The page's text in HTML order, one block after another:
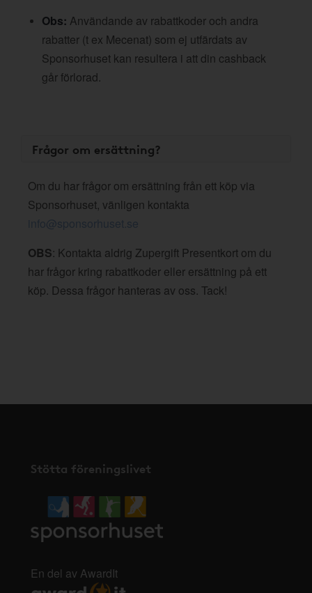
Obs: Användande av rabattkoder och andra
rabatter (t ex Mecenat) som ej utfärdats av
Sponsorhuset kan resultera i att din cashback
går förlorad.
Frågor om ersättning?
Om du har frågor om ersättning från ett köp via
Sponsorhuset, vänligen kontakta
info@sponsorhuset.se
OBS: Kontakta aldrig Zupergift Presentkort om du
har frågor kring rabattkoder eller ersättning på ett
köp. Dessa frågor hanteras av oss. Tack!
Stötta föreningslivet
En del av AwardIt